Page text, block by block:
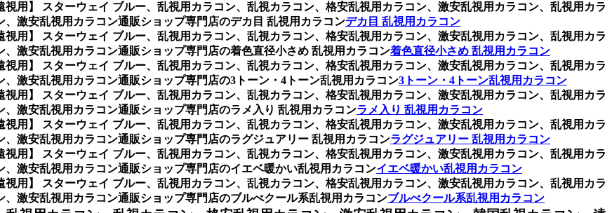
視用】 スターウェイ ブルー、乱視用カラコン、乱視カラコン、格安乱視用カラコン、激安乱視用カラコン、乱視用カラ
激安乱視用カラコン通販ショップ専門店のデカ目 乱視用カラコンデカ目 乱視用カラコン
視用】 スターウェイ ブルー、乱視用カラコン、乱視カラコン、格安乱視用カラコン、激安乱視用カラコン、乱視用カラ
激安乱視用カラコン通販ショップ専門店の着色直径小さめ 乱視用カラコン着色直径小さめ 乱視用カラコン
視用】 スターウェイ ブルー、乱視用カラコン、乱視カラコン、格安乱視用カラコン、激安乱視用カラコン、乱視用カラ
激安乱視用カラコン通販ショップ専門店の3トーン・4トーン乱視用カラコン3トーン・4トーン乱視用カラコン
視用】 スターウェイ ブルー、乱視用カラコン、乱視カラコン、格安乱視用カラコン、激安乱視用カラコン、乱視用カラ
激安乱視用カラコン通販ショップ専門店のラメ入り 乱視用カラコンラメ入り 乱視用カラコン
視用】 スターウェイ ブルー、乱視用カラコン、乱視カラコン、格安乱視用カラコン、激安乱視用カラコン、乱視用カラ
激安乱視用カラコン通販ショップ専門店のラグジュアリー 乱視用カラコンラグジュアリー 乱視用カラコン
視用】 スターウェイ ブルー、乱視用カラコン、乱視カラコン、格安乱視用カラコン、激安乱視用カラコン、乱視用カラ
激安乱視用カラコン通販ショップ専門店のイエベ暖かい乱視用カラコンイエベ暖かい乱視用カラコン
視用】 スターウェイ ブルー、乱視用カラコン、乱視カラコン、格安乱視用カラコン、激安乱視用カラコン、乱視用カラ
激安乱視用カラコン通販ショップ専門店のブルべクール系乱視用カラコンブルべクール系乱視用カラコン